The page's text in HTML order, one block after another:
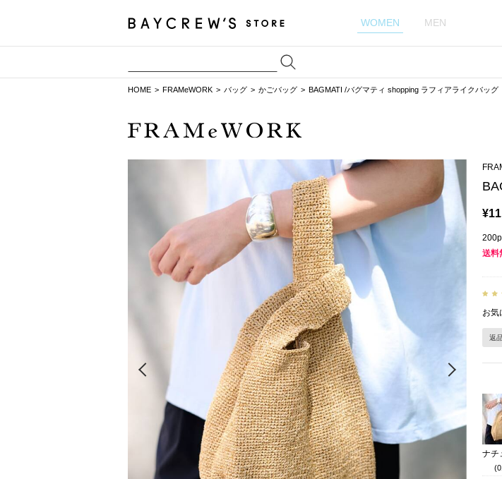
WOMEN MEN
HOME FRAMeWORK バッグ かごバッグ BAGMATI /バグマティ shopping ラフィアライクバッグ
Next
¥
送料
お気
返
ナチ